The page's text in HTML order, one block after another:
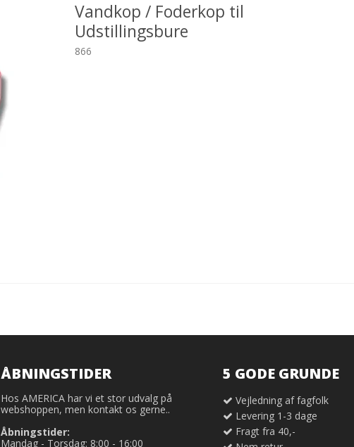
Vandkop / Foderkop til
Udstillingsbure
866
ÅBNINGSTIDER
Hos AMERICA har vi et stor udvalg på
webshoppen, men kontakt os gerne..
Åbningstider:
Mandag - Torsdag: 8:00 - 16:00
5 GODE GRUNDE
Vejledning af fagfolk
Levering 1-3 dage
Fragt fra 40,-